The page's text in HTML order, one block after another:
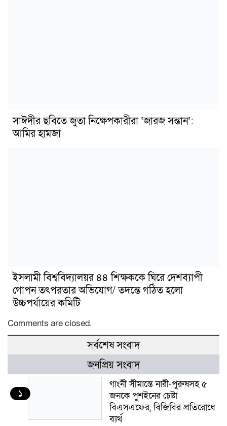
সাঈদীর ছবিতে জুতা নিক্ষেপকারীরা ‘জারজ সন্তান’:
আমির হামজা
ইসলামী বিশ্ববিদ্যালয়র ৪৪ শিক্ষককে ঘিরে দেশব্যাপী
গোপন তৎপরতার অভিযোগ/ তদন্তে গঠিত হলো
উচ্চপর্যায়ের কমিটি
Comments are closed.
সর্বশেষ সংবাদ
জনপ্রিয় সংবাদ
১
গাংনী সীমান্তে নারী-পুরুষসহ ৫
জনকে পুশইনের চেষ্টা
বিএসএফের, বিজিবির প্রতিরোধে
ব্যর্থ